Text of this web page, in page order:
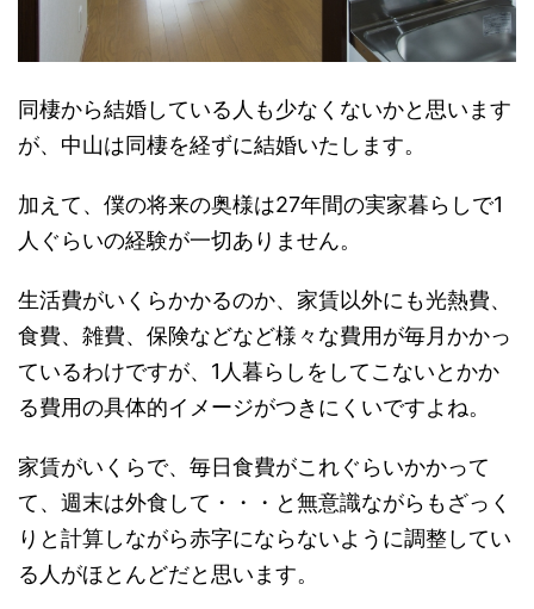
同棲から結婚している人も少なくないかと思います
が、中山は同棲を経ずに結婚いたします。
加えて、僕の将来の奥様は27年間の実家暮らしで1
人ぐらいの経験が一切ありません。
生活費がいくらかかるのか、家賃以外にも光熱費、
食費、雑費、保険などなど様々な費用が毎月かかっ
ているわけですが、1人暮らしをしてこないとかか
る費用の具体的イメージがつきにくいですよね。
家賃がいくらで、毎日食費がこれぐらいかかって
て、週末は外食して・・・と無意識ながらもざっく
りと計算しながら赤字にならないように調整してい
る人がほとんどだと思います。